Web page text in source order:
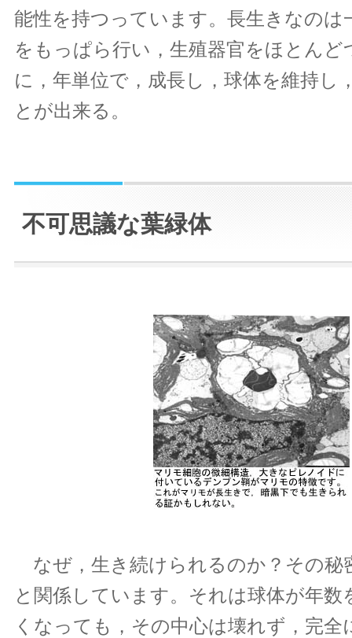
能性を持つっています。長生きなのは
をもっぱら行い，生殖器官をほとんど
に，年単位で，成長し，球体を維持し
とが出来る。
不可思議な葉緑体
なぜ，生き続けられるのか？その秘
と関係しています。それは球体が年数
くなっても，その中心は壊れず，完全